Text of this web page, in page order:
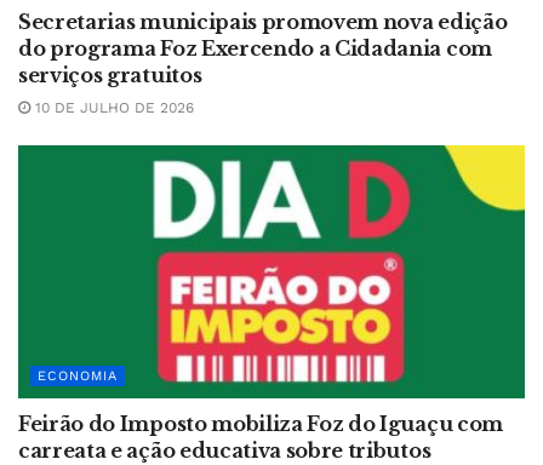
Secretarias municipais promovem nova edição
do programa Foz Exercendo a Cidadania com
serviços gratuitos
10 DE JULHO DE 2026
ECONOMIA
Feirão do Imposto mobiliza Foz do Iguaçu com
carreata e ação educativa sobre tributos